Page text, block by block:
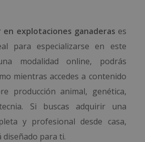
en explotaciones ganaderas es
para especializarse en este
modalidad online, podrás
mientras accedes a contenido
producción animal, genética,
Si buscas adquirir una
y profesional desde casa,
diseñado para ti.